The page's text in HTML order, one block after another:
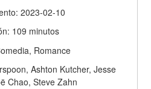
2023-02-10
109 minutos
Romance
Ashton Kutcher, Jesse
Chao, Steve Zahn